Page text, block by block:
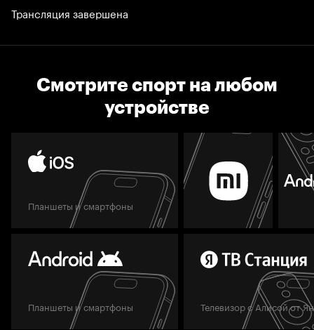
Трансляция завершена
Смотрите спорт на любом
устройстве
Планшеты и смартфоны
Планшеты и смартфоны Телевизор с Алисой от